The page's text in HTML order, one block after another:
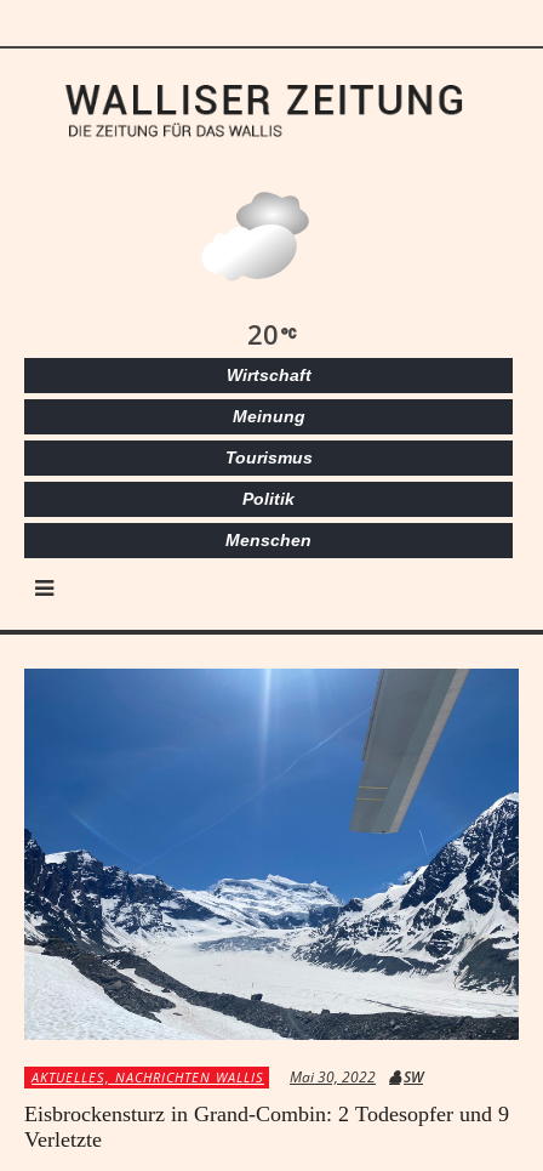
20
Wirtschaft
Meinung
Tourismus
Politik
Menschen
AKTUELLES, NACHRICHTEN WALLIS Mai 30, 2022 SW
Eisbrockensturz in Grand-Combin: 2 Todesopfer und 9
Verletzte